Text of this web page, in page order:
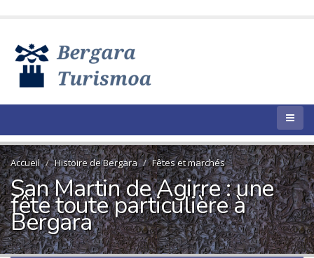
Accueil Histoire de Bergara Fêtes et marchés
San Martin de Agirre : une
fête toute particulière à
Bergara